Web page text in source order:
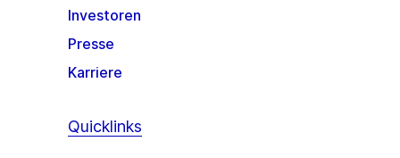
Investoren
Presse
Karriere
Quicklinks